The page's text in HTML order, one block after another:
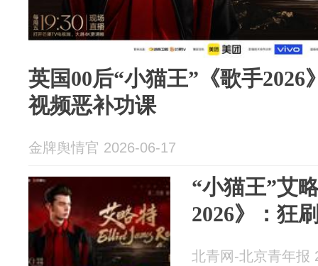
英国00后“小猫王”《歌手2026
视频恶补功课
金牌舆情官 2026-06-17
“小猫王”艾
2026》：狂
北青网-北京青年报